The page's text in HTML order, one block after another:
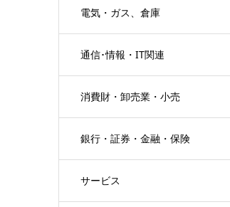
電気・ガス、倉庫
通信･情報・IT関連
消費財・卸売業・小売
銀行・証券・金融・保険
サービス